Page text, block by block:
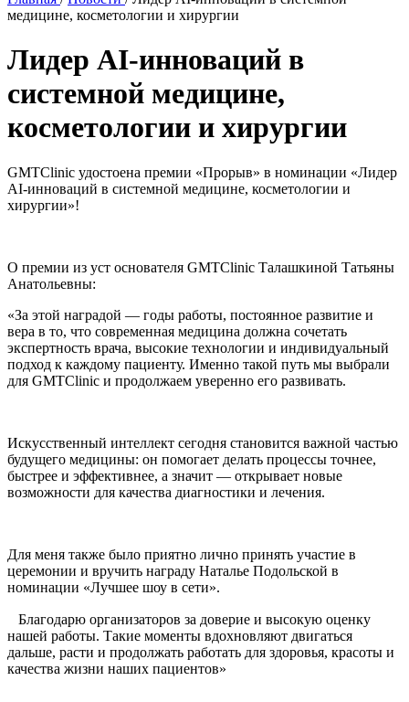
медицине, косметологии и хирургии
Лидер AI-инноваций в
системной медицине,
косметологии и хирургии
GMTClinic удостоена премии «Прорыв» в номинации «Лидер
AI-инноваций в системной медицине, косметологии и
хирургии»!
О премии из уст основателя GMTClinic Талашкиной Татьяны
Анатольевны:
«За этой наградой — годы работы, постоянное развитие и
вера в то, что современная медицина должна сочетать
экспертность врача, высокие технологии и индивидуальный
подход к каждому пациенту. Именно такой путь мы выбрали
для GMTClinic и продолжаем уверенно его развивать.
Искусственный интеллект сегодня становится важной частью
будущего медицины: он помогает делать процессы точнее,
быстрее и эффективнее, а значит — открывает новые
возможности для качества диагностики и лечения.
Для меня также было приятно лично принять участие в
церемонии и вручить награду Наталье Подольской в
номинации «Лучшее шоу в сети».
⠀Благодарю организаторов за доверие и высокую оценку
нашей работы. Такие моменты вдохновляют двигаться
дальше, расти и продолжать работать для здоровья, красоты и
качества жизни наших пациентов»